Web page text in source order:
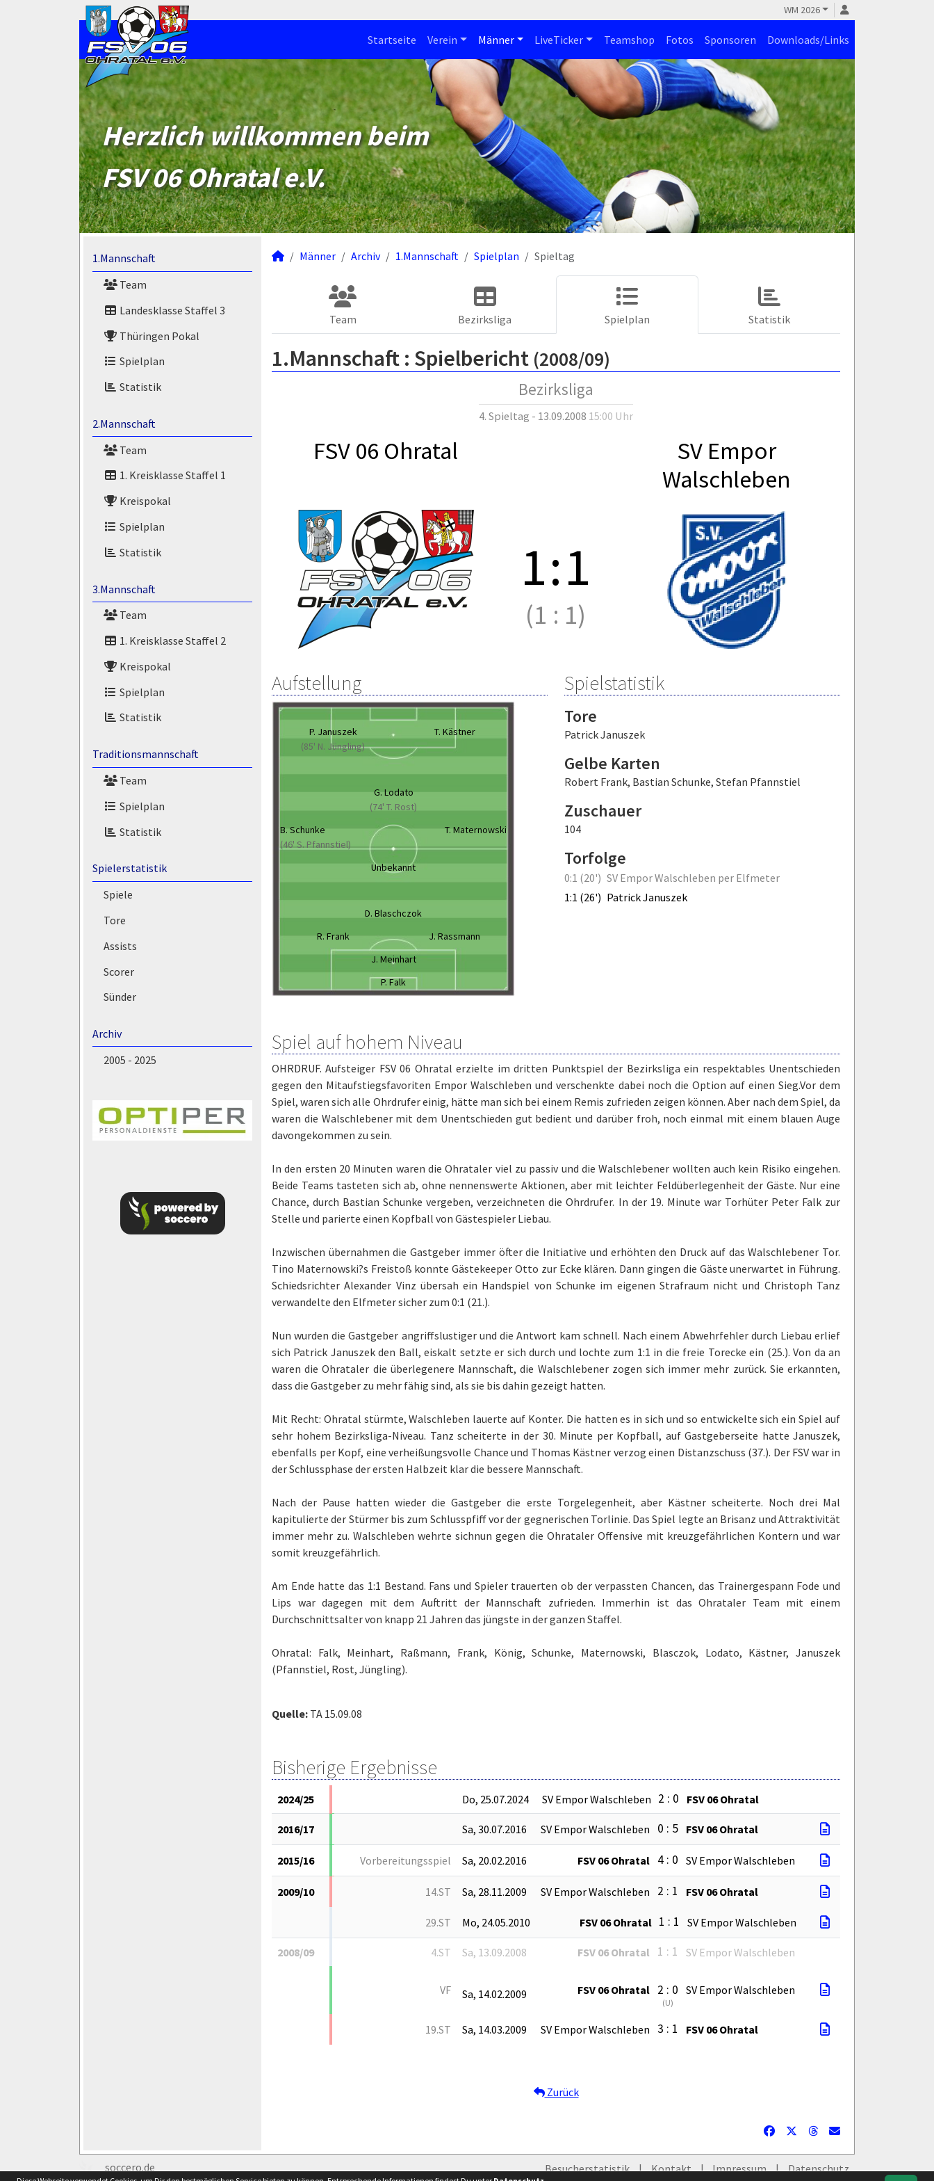
WM 2026
Startseite Verein Männer LiveTicker Teamshop Fotos Sponsoren Downloads/Links
Herzlich willkommen beim
FSV 06 Ohratal e.V.
1.Mannschaft
Team
Landesklasse Staffel 3
Thüringen Pokal
Spielplan
Statistik
2.Mannschaft
Team
1. Kreisklasse Staffel 1
Kreispokal
Spielplan
Statistik
3.Mannschaft
Team
1. Kreisklasse Staffel 2
Kreispokal
Spielplan
Statistik
Traditionsmannschaft
Team
Spielplan
Statistik
Spielerstatistik
Spiele
Tore
Assists
Scorer
Sünder
Archiv
2005 - 2025
Männer Archiv 1.Mannschaft Spielplan Spieltag
Team Bezirksliga Spielplan Statistik
1.Mannschaft : Spielbericht (2008/09)
Bezirksliga
4. Spieltag - 13.09.2008 15:00 Uhr
FSV 06 Ohratal
SV Empor
Walschleben
1:1
(1 : 1)
Aufstellung
P. Januszek
(85' N. Jüngling)
T. Kästner
G. Lodato
(74' T. Rost)
B. Schunke
(46' S. Pfannstiel)
T. Maternowski
Unbekannt
D. Blaschczok
R. Frank
J. Rassmann
J. Meinhart
P. Falk
Spielstatistik
Tore
Patrick Januszek
Gelbe Karten
Robert Frank, Bastian Schunke, Stefan Pfannstiel
Zuschauer
104
Torfolge
0:1 (20') SV Empor Walschleben per Elfmeter
1:1 (26') Patrick Januszek
Spiel auf hohem Niveau
OHRDRUF. Aufsteiger FSV 06 Ohratal erzielte im dritten Punktspiel der Bezirksliga ein respektables Unentschieden
gegen den Mitaufstiegsfavoriten Empor Walschleben und verschenkte dabei noch die Option auf einen Sieg.Vor dem
Spiel, waren sich alle Ohrdrufer einig, hätte man sich bei einem Remis zufrieden zeigen können. Aber nach dem Spiel, da
waren die Walschlebener mit dem Unentschieden gut bedient und darüber froh, noch einmal mit einem blauen Auge
davongekommen zu sein.
In den ersten 20 Minuten waren die Ohrataler viel zu passiv und die Walschlebener wollten auch kein Risiko eingehen.
Beide Teams tasteten sich ab, ohne nennenswerte Aktionen, aber mit leichter Feldüberlegenheit der Gäste. Nur eine
Chance, durch Bastian Schunke vergeben, verzeichneten die Ohrdrufer. In der 19. Minute war Torhüter Peter Falk zur
Stelle und parierte einen Kopfball von Gästespieler Liebau.
Inzwischen übernahmen die Gastgeber immer öfter die Initiative und erhöhten den Druck auf das Walschlebener Tor.
Tino Maternowski?s Freistoß konnte Gästekeeper Otto zur Ecke klären. Dann gingen die Gäste unerwartet in Führung.
Schiedsrichter Alexander Vinz übersah ein Handspiel von Schunke im eigenen Strafraum nicht und Christoph Tanz
verwandelte den Elfmeter sicher zum 0:1 (21.).
Nun wurden die Gastgeber angriffslustiger und die Antwort kam schnell. Nach einem Abwehrfehler durch Liebau erlief
sich Patrick Januszek den Ball, eiskalt setzte er sich durch und lochte zum 1:1 in die freie Torecke ein (25.). Von da an
waren die Ohrataler die überlegenere Mannschaft, die Walschlebener zogen sich immer mehr zurück. Sie erkannten,
dass die Gastgeber zu mehr fähig sind, als sie bis dahin gezeigt hatten.
Mit Recht: Ohratal stürmte, Walschleben lauerte auf Konter. Die hatten es in sich und so entwickelte sich ein Spiel auf
sehr hohem Bezirksliga-Niveau. Tanz scheiterte in der 30. Minute per Kopfball, auf Gastgeberseite hatte Januszek,
ebenfalls per Kopf, eine verheißungsvolle Chance und Thomas Kästner verzog einen Distanzschuss (37.). Der FSV war in
der Schlussphase der ersten Halbzeit klar die bessere Mannschaft.
Nach der Pause hatten wieder die Gastgeber die erste Torgelegenheit, aber Kästner scheiterte. Noch drei Mal
kapitulierte der Stürmer bis zum Schlusspfiff vor der gegnerischen Torlinie. Das Spiel legte an Brisanz und Attraktivität
immer mehr zu. Walschleben wehrte sichnun gegen die Ohrataler Offensive mit kreuzgefährlichen Kontern und war
somit kreuzgefährlich.
Am Ende hatte das 1:1 Bestand. Fans und Spieler trauerten ob der verpassten Chancen, das Trainergespann Fode und
Lips war dagegen mit dem Auftritt der Mannschaft zufrieden. Immerhin ist das Ohrataler Team mit einem
Durchschnittsalter von knapp 21 Jahren das jüngste in der ganzen Staffel.
Ohratal: Falk, Meinhart, Raßmann, Frank, König, Schunke, Maternowski, Blasczok, Lodato, Kästner, Januszek
(Pfannstiel, Rost, Jüngling).
Quelle: TA 15.09.08
Bisherige Ergebnisse
2024/25 Do, 25.07.2024 SV Empor Walschleben 2 : 0 FSV 06 Ohratal
2016/17 Sa, 30.07.2016 SV Empor Walschleben 0 : 5 FSV 06 Ohratal
2015/16 Vorbereitungsspiel Sa, 20.02.2016 FSV 06 Ohratal 4 : 0 SV Empor Walschleben
2009/10 14.ST Sa, 28.11.2009 SV Empor Walschleben 2 : 1 FSV 06 Ohratal
29.ST Mo, 24.05.2010 FSV 06 Ohratal 1 : 1 SV Empor Walschleben
2008/09 4.ST Sa, 13.09.2008 FSV 06 Ohratal 1 : 1 SV Empor Walschleben
VF Sa, 14.02.2009 FSV 06 Ohratal 2 : 0
(U)
SV Empor Walschleben
19.ST Sa, 14.03.2009 SV Empor Walschleben 3 : 1 FSV 06 Ohratal
Zurück
soccero.de Besucherstatistik Kontakt Impressum Datenschutz